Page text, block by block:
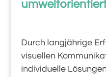
Durch langjährige
visuellen
individuelle